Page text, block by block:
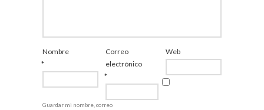
Nombre
*
Correo
electrónico
*
Web
Guardar mi nombre, correo